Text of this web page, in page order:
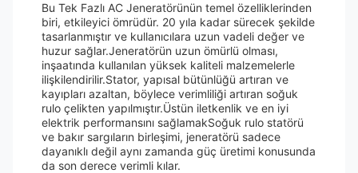
Bu Tek Fazlı AC Jeneratörünün temel özelliklerinden
biri, etkileyici ömrüdür. 20 yıla kadar sürecek şekilde
tasarlanmıştır ve kullanıcılara uzun vadeli değer ve
huzur sağlar.Jeneratörün uzun ömürlü olması,
inşaatında kullanılan yüksek kaliteli malzemelerle
ilişkilendirilir.Stator, yapısal bütünlüğü artıran ve
kayıpları azaltan, böylece verimliliği artıran soğuk
rulo çelikten yapılmıştır.Üstün iletkenlik ve en iyi
elektrik performansını sağlamakSoğuk rulo statörü
ve bakır sargıların birleşimi, jeneratörü sadece
dayanıklı değil aynı zamanda güç üretimi konusunda
da son derece verimli kılar.